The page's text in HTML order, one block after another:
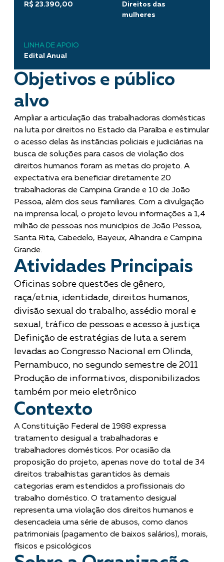
R$ 23.390,00
Direitos das
mulheres
LINHA DE APOIO
Edital Anual
Objetivos e público
alvo
Ampliar a articulação das trabalhadoras domésticas
na luta por direitos no Estado da Paraíba e estimular
o acesso delas às instâncias policiais e judiciárias na
busca de soluções para casos de violação dos
direitos humanos foram as metas do projeto. A
expectativa era beneficiar diretamente 20
trabalhadoras de Campina Grande e 10 de João
Pessoa, além dos seus familiares. Com a divulgação
na imprensa local, o projeto levou informações a 1,4
milhão de pessoas nos municípios de João Pessoa,
Santa Rita, Cabedelo, Bayeux, Alhandra e Campina
Grande.
Atividades Principais
Oficinas sobre questões de gênero,
raça/etnia, identidade, direitos humanos,
divisão sexual do trabalho, assédio moral e
sexual, tráfico de pessoas e acesso à justiça
Definição de estratégias de luta a serem
levadas ao Congresso Nacional em Olinda,
Pernambuco, no segundo semestre de 2011
Produção de informativos, disponibilizados
também por meio eletrônico
Contexto
A Constituição Federal de 1988 expressa
tratamento desigual a trabalhadoras e
trabalhadores domésticos. Por ocasião da
proposição do projeto, apenas nove do total de 34
direitos trabalhistas garantidos às demais
categorias eram estendidos a profissionais do
trabalho doméstico. O tratamento desigual
representa uma violação dos direitos humanos e
desencadeia uma série de abusos, como danos
patrimoniais (pagamento de baixos salários), morais,
físicos e psicológicos